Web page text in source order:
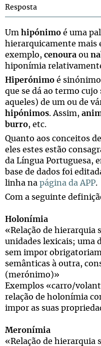
Resposta
Um hipónimo é uma
hierarquicamente mais
exemplo, cenoura ou
hiponímia
Hiperónimo é
que se dá ao termo
aqueles) de um ou de
hipónimos. Assim,
burro, etc.
Quanto aos conceitos de
eles estes estão
da Língua Portuguesa,
base de dados foi
linha na página da APP.
Com a seguinte
Holonímia
«Relação de hierarquia
unidades lexicais; uma
sem impor
semânticas à outra,
(merónimo)»
Exemplos «carro/
relação de holonímia
impor as suas
Meronímia
«Relação de hierarquia